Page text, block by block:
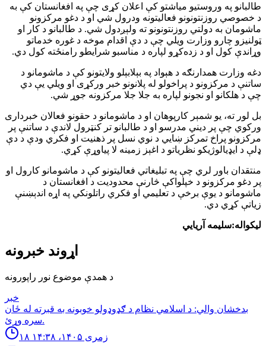
طالبانو په وروستیو میاشتو کې اعلان کړی چې په افغانستان کې به
د خصوصي روزنتونونو فعالیتونه ودرول شي او د دغو مرکزونو
ماشومان به دولتي روزنتونونو ته ولېږدول شي. د طالبانو د کار او
ټولنیزو چارو وزارت ویلي چې د دې اقدام موخه د غوره خدماتو
وړاندې کول او د زده‌کړو لپاره د مناسبو شرایطو رامنځته کول دي.
دغه وزارت همدارنګه د هېواد په بېلابېلو ولایتونو کې د ماشومانو د
ساتنې د مرکزونو د پراخولو له پلانونو خبر ورکړی او ویلي یې دي
چې د هلکانو او نجونو لپاره به جلا جلا مرکزونه جوړ شي.
بل لور ته، یو شمېر کارپوهان او د ماشومانو د حقونو فعالان خبرداری
ورکوي چې پر دیني مدرسو او د طالبانو تر کنټرول لاندې د ساتنې پر
مرکزونو پراخ تمرکز ښايي د نوي نسل پر ذهنیت او فکري ودې د دې
ډلې د ایډیالوژیکو نظریاتو د اغېز زمینه لا پیاوړې کړي.
منتقدان باور لري چې په تبلیغاتي فعالیتونو کې د ماشومانو کارول او
پر دغو مرکزونو د خپلواکې څارنې محدودیت د افغانستان د
ماشومانو د یوې برخې د تعلیمي او فکري راتلونکي په اړه اندېښنې
زیاتې کړي دي.
لیکواله:سلیمه آریایي
اړوند خبرونه
د همدې موضوع نور راپورونه
خبر
بدخشان والي: د اسلامي نظام د ګډوډولو خوبونه به قبرته له ځان
سره وړئ.
۱۸ زمری ۱۴۰۵، ۱۴:۳۸